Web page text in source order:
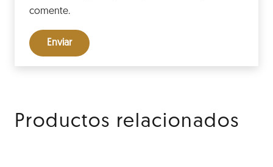
comente.
Productos relacionados